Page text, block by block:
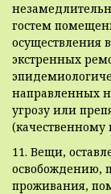
гостем
осуществления
экстренных
направленных
угрозу или
(качественному
11. Вещи,
освобождению,
проживания,